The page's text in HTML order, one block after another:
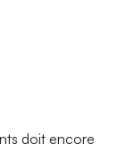
doit encore